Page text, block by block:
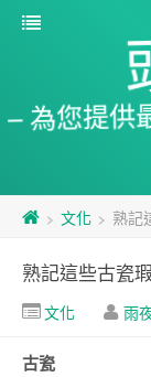
– 為您提供
> 文化 > 熟記
熟記這些古瓷
文化 雨
古瓷